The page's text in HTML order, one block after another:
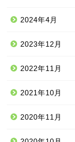
2024年4月
2023年12月
2022年11月
2021年10月
2020年11月